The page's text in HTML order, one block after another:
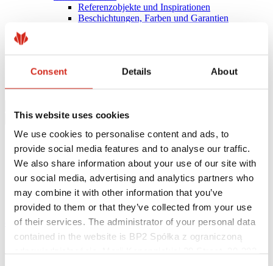
Consent Details About
This website uses cookies
We use cookies to personalise content and ads, to
provide social media features and to analyse our traffic.
We also share information about your use of our site with
our social media, advertising and analytics partners who
may combine it with other information that you’ve
provided to them or that they’ve collected from your use
of their services. The administrator of your personal data
contained in the website is BP2 Spółka z ograniczoną
Referenzobjekte und Inspirationen
Beschichtungen, Farben und Garantien
Herunterladen
eProfil
Startseite